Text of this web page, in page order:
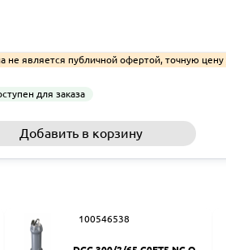
не является публичной офертой, точную
для заказа
Добавить в корзину
100546538